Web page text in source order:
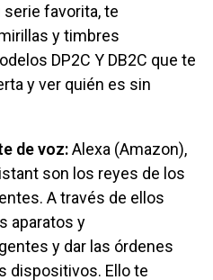
favorita, te
y timbres
DP2C Y DB2C que te
y ver quién es sin
de voz:Alexa (Amazon),
son los reyes de los
A través de ellos
aparatos y
y dar las órdenes
dispositivos. Ello te